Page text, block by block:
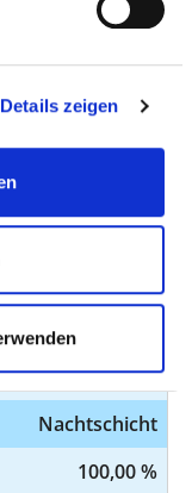
Details zeigen
Tagschicht
100,00 %
Orthopädie
Station 1
Nachtschicht
100,00 %